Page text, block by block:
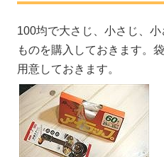
100均で大さじ、小さじ、
ものを購入しておきます。
用意しておきます。